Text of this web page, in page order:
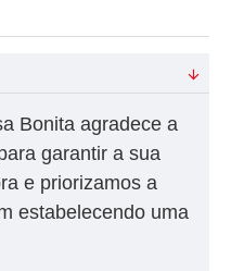
Bonita agradece a
garantir a sua
e priorizamos a
estabelecendo uma